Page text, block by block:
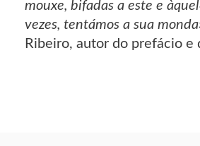
mouxe, bifadas a este e
vezes, tentámos a sua
Ribeiro, autor do prefácio e